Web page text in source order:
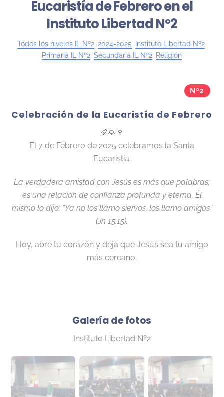
Eucaristía de Febrero en el
Instituto Libertad Nº2
Todos los niveles IL Nº2 2024-2025 Instituto Libertad Nº2
Primaria IL Nº2 Secundaria IL Nº2 Religión
Nº2
Celebración de la Eucaristía de Febrero
🥖🙏🍷
El 7 de Febrero de 2025 celebramos la Santa
Eucaristía.
La verdadera amistad con Jesús es más que palabras;
es una relación de confianza profunda y eterna. Él
mismo lo dijo: “Ya no los llamo siervos, los llamo amigos”
(Jn 15,15).
Hoy, abre tu corazón y deja que Jesús sea tu amigo
más cercano.
Galería de fotos
Instituto Libertad Nº2